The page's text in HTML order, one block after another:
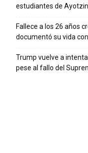
estudiantes de
Fallece a los 26 años
documentó su vida
Trump vuelve a
pese al fallo del